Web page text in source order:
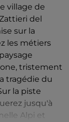
village de
del
sur la
les métiers
tristement
tragédie du
la piste
jusqu'à
Alpi et